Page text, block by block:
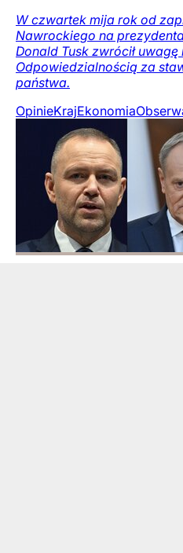
W czwartek mija rok od
Nawrockiego na
Donald Tusk zwrócił
Odpowiedzialnością za
państwa.
OpinieKrajEkonomia